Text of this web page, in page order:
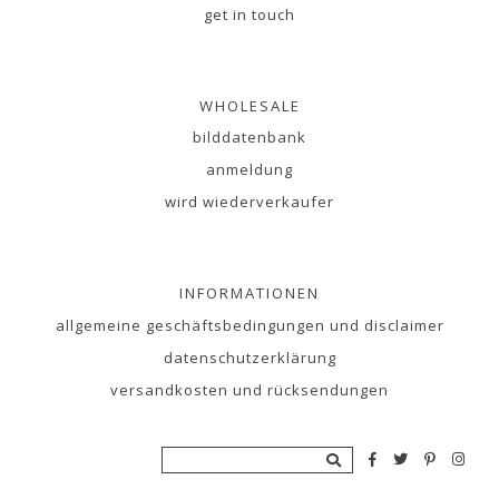
get in touch
WHOLESALE
bilddatenbank
anmeldung
wird wiederverkaufer
INFORMATIONEN
allgemeine geschäftsbedingungen und disclaimer
datenschutzerklärung
versandkosten und rücksendungen